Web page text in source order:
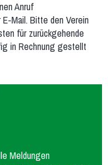
Anruf
Mail. Bitte den Verein
für zurückgehende
in Rechnung gestellt
Meldungen